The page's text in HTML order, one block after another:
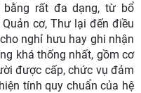
rất đa dạng, từ bổ
cơ, Thư lại đến điều
nghỉ hưu hay ghi nhận
khá thống nhất, gồm cơ
được cấp, chức vụ đảm
tính quy chuẩn của hệ